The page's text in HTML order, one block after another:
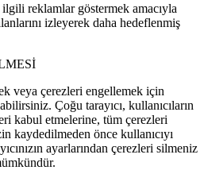
reklamlar göstermek amacıyla
izleyerek daha hedeflenmiş
veya çerezleri engellemek için
Çoğu tarayıcı, kullanıcıların
kabul etmelerine, tüm çerezleri
kaydedilmeden önce kullanıcıyı
ayarlarından çerezleri silmeniz